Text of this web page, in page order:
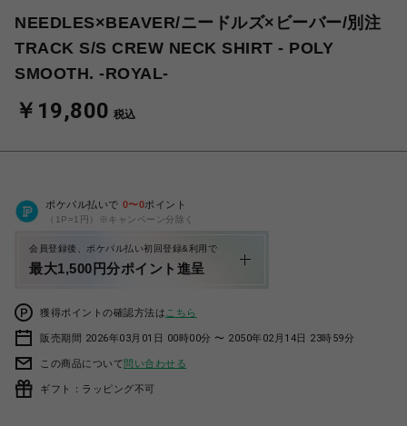
NEEDLES×BEAVER/ニードルズ×ビーバー/別注
TRACK S/S CREW NECK SHIRT - POLY
SMOOTH. -ROYAL-
￥19,800 税込
ポケパル払いで 0〜0ポイント
（1P=1円）※キャンペーン分除く
会員登録後、ポケパル払い初回登録&利用で
最大1,500円分ポイント進呈
獲得ポイントの確認方法は こちら
販売期間 2026年03月01日 00時00分 〜 2050年02月14日 23時59分
この商品について問い合わせる
ギフト：ラッピング不可